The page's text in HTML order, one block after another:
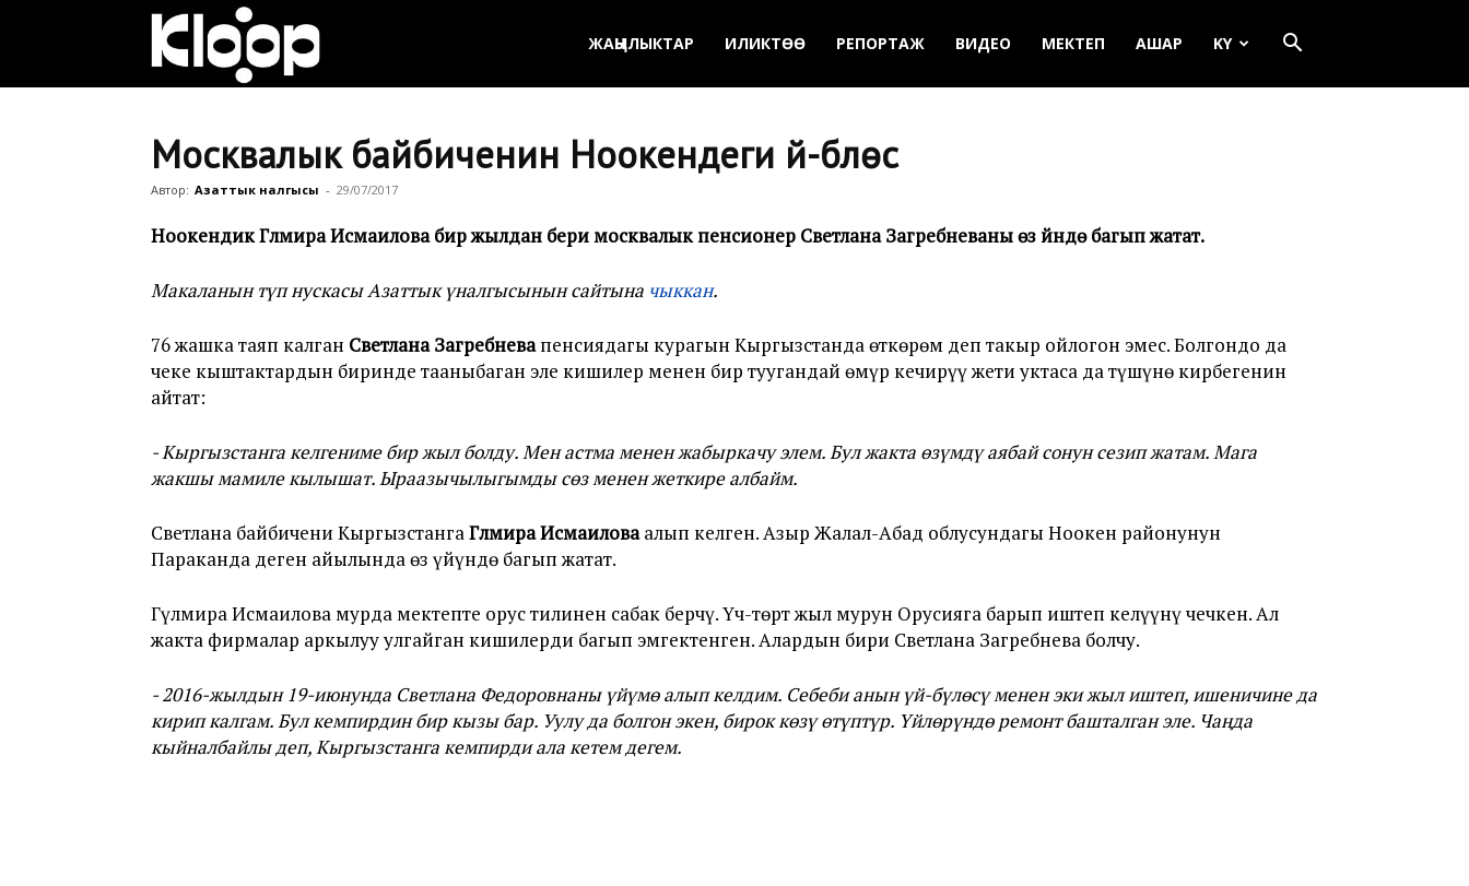
Кыргызстан
ЖАҢЫЛЫКТАР ИЛИКТӨӨ РЕПОРТАЖ ВИДЕО МЕКТЕП АШАР KY
Москвалык байбиченин Ноокендеги үй-бүлөсү
Автор: Азаттык үналгысы - 29/07/2017
Ноокендик Гүлмира Исмаилова бир жылдан бери москвалык пенсионер Светлана Загребневаны өз үйүндө багып жатат.
Макаланын түп нускасы Азаттык үналгысынын сайтына чыккан.
76 жашка таяп калган Светлана Загребневапенсиядагы курагын Кыргызстанда өткөрөм деп такыр ойлогон эмес. Болгондо да
чеке кыштактардын биринде тааныбаган эле кишилер менен бир туугандай өмүр кечирүү жети уктаса да түшүнө кирбегенин
айтат:
- Кыргызстанга келгениме бир жыл болду. Мен астма менен жабыркачу элем. Бул жакта өзүмдү аябай сонун сезип жатам. Мага
жакшы мамиле кылышат. Ыраазычылыгымды сөз менен жеткире албайм.
Светлана байбичени КыргызстангаГүлмира Исмаиловаалып келген. Азыр Жалал-Абад облусундагы Ноокен районунун
Параканда деген айылында өз үйүндө багып жатат.
Гүлмира Исмаилова мурда мектепте орус тилинен сабак берчү. Үч-төрт жыл мурун Орусияга барып иштеп келүүнү чечкен. Ал
жакта фирмалар аркылуу улгайган кишилерди багып эмгектенген. Алардын бири Светлана Загребнева болчу.
- 2016-жылдын 19-июнунда Светлана Федоровнаны үйүмө алып келдим. Себеби анын үй-бүлөсү менен эки жыл иштеп, ишеничине да
кирип калгам. Бул кемпирдин бир кызы бар. Уулу да болгон экен, бирок көзү өтүптүр. Үйлөрүндө ремонт башталган эле. Чаңда
кыйналбайлы деп, Кыргызстанга кемпирди ала кетем дегем.